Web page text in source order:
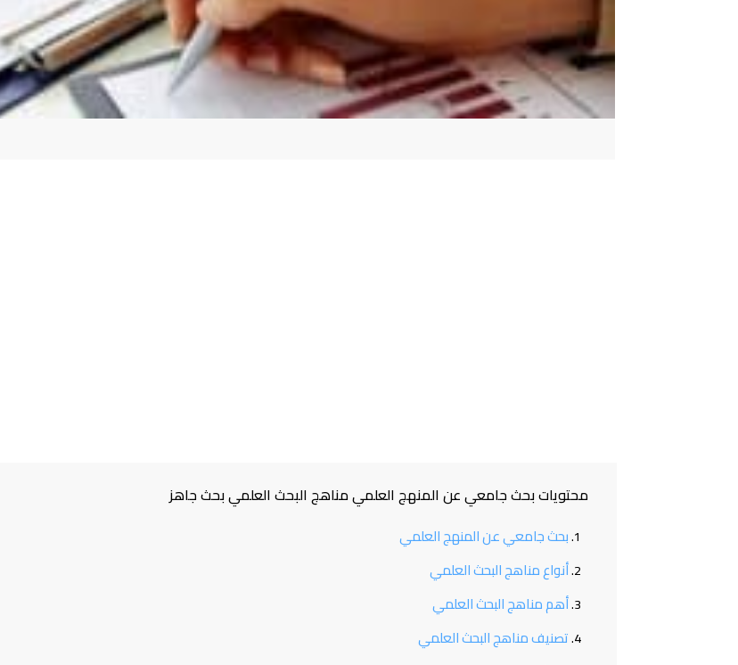
محتويات بحث جامعي عن المنهج العلمي مناهج البحث العلمي بحث جاهز
بحث جامعي عن المنهج العلمي
أنواع مناهج البحث العلمي
أهم مناهج البحث العلمي
تصنيف مناهج البحث العلمي